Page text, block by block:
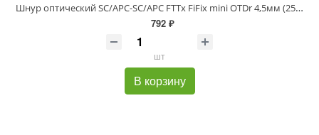
Шнур оптический SC/APC-SC/APC FTTx FiFix mini OTDr 4,5мм (25м)
792 ₽
шт
В корзину